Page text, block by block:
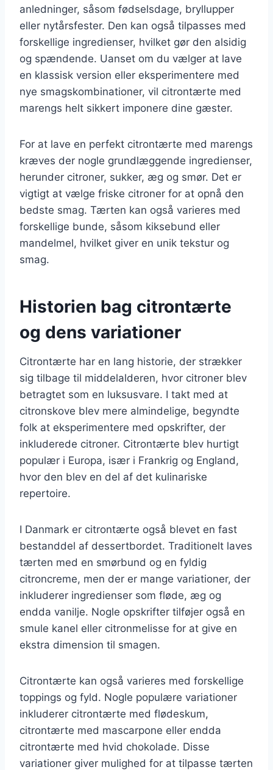
anledninger, såsom fødselsdage, bryllupper
eller nytårsfester. Den kan også tilpasses med
forskellige ingredienser, hvilket gør den alsidig
og spændende. Uanset om du vælger at lave
en klassisk version eller eksperimentere med
nye smagskombinationer, vil citrontærte med
marengs helt sikkert imponere dine gæster.
For at lave en perfekt citrontærte med marengs
kræves der nogle grundlæggende ingredienser,
herunder citroner, sukker, æg og smør. Det er
vigtigt at vælge friske citroner for at opnå den
bedste smag. Tærten kan også varieres med
forskellige bunde, såsom kiksebund eller
mandelmel, hvilket giver en unik tekstur og
smag.
Historien bag citrontærte
og dens variationer
Citrontærte har en lang historie, der strækker
sig tilbage til middelalderen, hvor citroner blev
betragtet som en luksusvare. I takt med at
citronskove blev mere almindelige, begyndte
folk at eksperimentere med opskrifter, der
inkluderede citroner. Citrontærte blev hurtigt
populær i Europa, især i Frankrig og England,
hvor den blev en del af det kulinariske
repertoire.
I Danmark er citrontærte også blevet en fast
bestanddel af dessertbordet. Traditionelt laves
tærten med en smørbund og en fyldig
citroncreme, men der er mange variationer, der
inkluderer ingredienser som fløde, æg og
endda vanilje. Nogle opskrifter tilføjer også en
smule kanel eller citronmelisse for at give en
ekstra dimension til smagen.
Citrontærte kan også varieres med forskellige
toppings og fyld. Nogle populære variationer
inkluderer citrontærte med flødeskum,
citrontærte med mascarpone eller endda
citrontærte med hvid chokolade. Disse
variationer giver mulighed for at tilpasse tærten